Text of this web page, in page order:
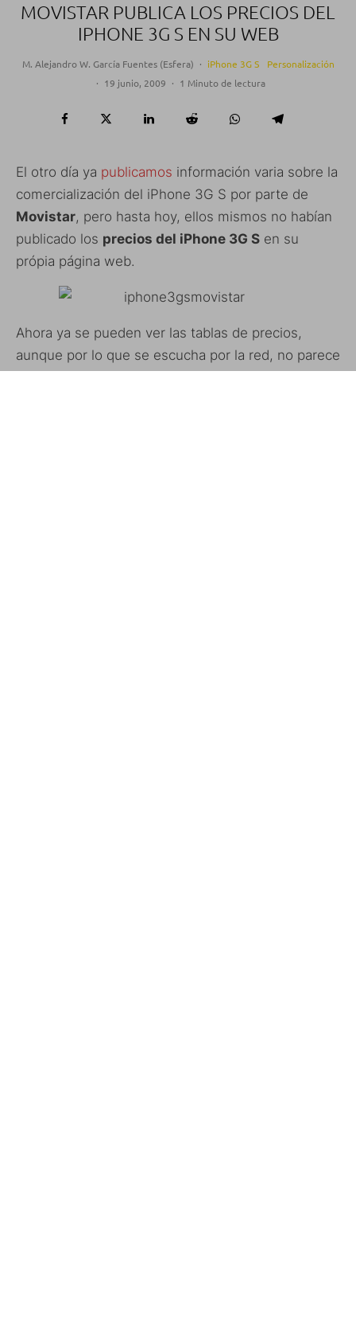
MOVISTAR PUBLICA LOS PRECIOS DEL
IPHONE 3G S EN SU WEB
M. Alejandro W. García Fuentes (Esfera) · iPhone 3G S
Personalización
· 19 junio, 2009 · 1 Minuto de lectura
El otro día ya publicamos información varia sobre la
comercialización del iPhone 3G S por parte de
Movistar, pero hasta hoy, ellos mismos no habían
publicado los precios del iPhone 3G S en su
própia página web.
Ahora ya se pueden ver las tablas de precios,
aunque por lo que se escucha por la red, no parece